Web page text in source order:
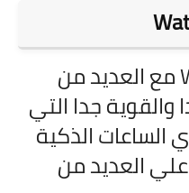
Watch 5 Pro مع العديد من
جدا التي
الذكية
العديد من